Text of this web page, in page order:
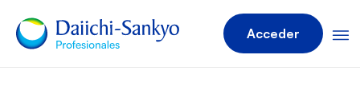
Acceder